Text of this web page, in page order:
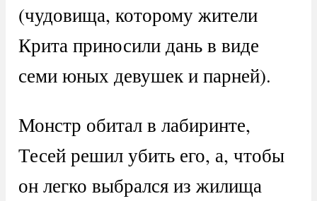
(чудовища, которому жители
Крита приносили дань в виде
семи юных девушек и парней).
Монстр обитал в лабиринте,
Тесей решил убить его, а, чтобы
он легко выбрался из жилища